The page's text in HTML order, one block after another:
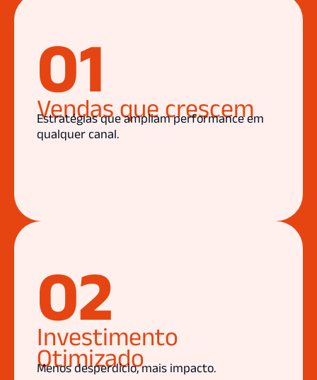
01
Vendas que crescem
Estratégias que ampliam performance em
qualquer canal.
02
Investimento
Otimizado
Menos desperdício, mais impacto.